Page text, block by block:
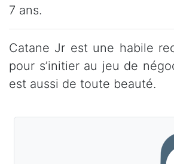
7 ans.
Catane Jr est une habile
pour s’initier au jeu de
est aussi de toute beauté.